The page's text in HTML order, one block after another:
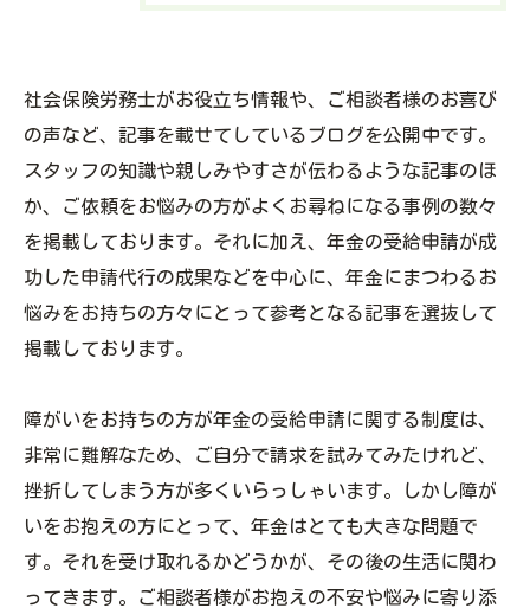
社会保険労務士がお役立ち情報や、ご相談者様のお喜び
の声など、記事を載せてしているブログを公開中です。
スタッフの知識や親しみやすさが伝わるような記事のほ
か、ご依頼をお悩みの方がよくお尋ねになる事例の数々
を掲載しております。それに加え、年金の受給申請が成
功した申請代行の成果などを中心に、年金にまつわるお
悩みをお持ちの方々にとって参考となる記事を選抜して
掲載しております。
障がいをお持ちの方が年金の受給申請に関する制度は、
非常に難解なため、ご自分で請求を試みてみたけれど、
挫折してしまう方が多くいらっしゃいます。しかし障が
いをお抱えの方にとって、年金はとても大きな問題で
す。それを受け取れるかどうかが、その後の生活に関わ
ってきます。ご相談者様がお抱えの不安や悩みに寄り添